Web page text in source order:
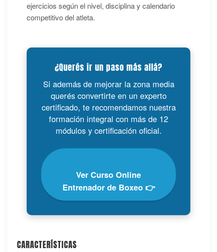
ejercicios según el nivel, disciplina y calendario
competitivo del atleta.
¿Querés ir un paso más allá?
Si además de mejorar la zona media
querés convertirte en un experto
certificado, te recomendamos nuestra
formación integral con más de 12
módulos y certificación oficial.
Ver Curso Online
Entrenador de Boxeo 👉
CARACTERÍSTICAS